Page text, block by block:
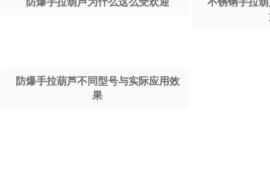
防爆手拉葫芦不同型号与实际应用效
果